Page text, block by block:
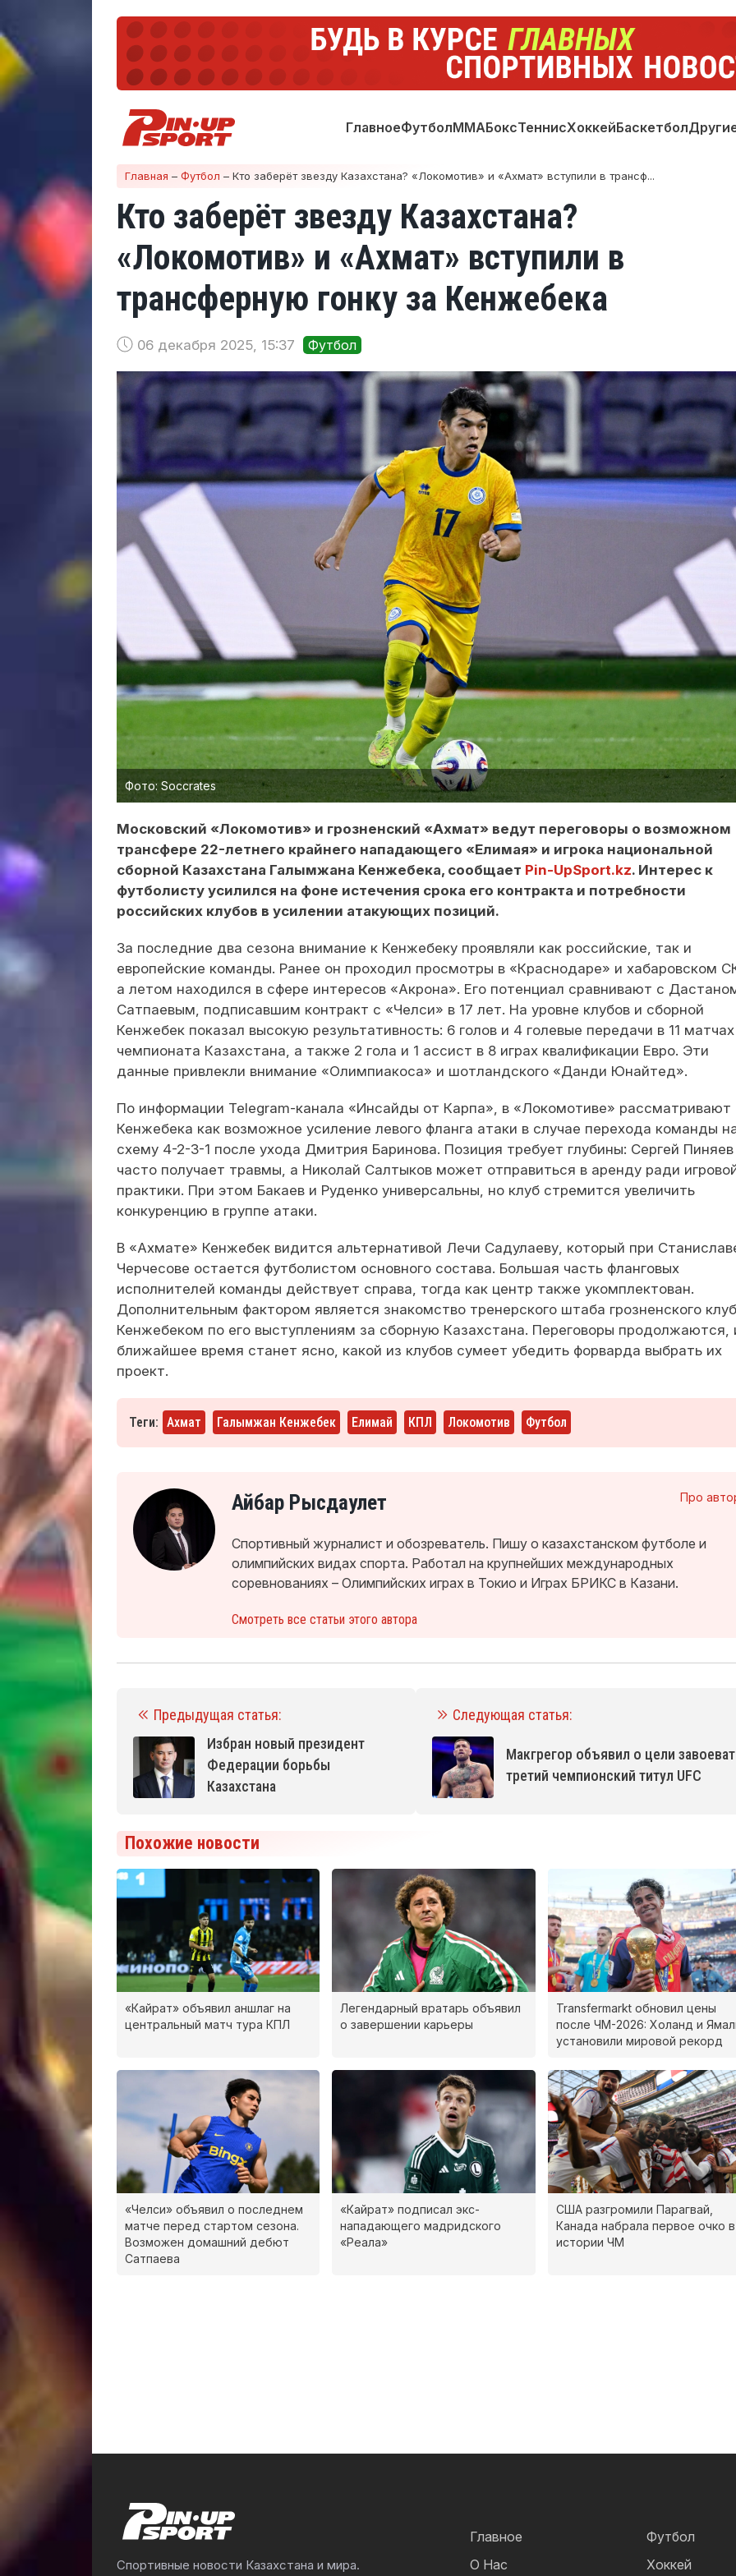
ГлавноеФутболММАБоксТеннисХоккейБаскетбол
Главная – Футбол – Кто заберёт звезду Казахстана? «Локомотив» и «Ахмат» вступили в трансф...
Кто заберёт звезду Казахстана?
«Локомотив» и «Ахмат» вступили в
трансферную гонку за Кенжебека
06 декабря 2025, 15:37 Футбол
Фото: Soccrates
Московский «Локомотив» и грозненский «Ахмат» ведут переговоры о возможном
трансфере 22-летнего крайнего нападающего «Елимая» и игрока национальной
сборной Казахстана Галымжана Кенжебека, сообщает Pin-UpSport.kz. Интерес к
футболисту усилился на фоне истечения срока его контракта и потребности
российских клубов в усилении атакующих позиций.
За последние два сезона внимание к Кенжебеку проявляли как российские, так и
европейские команды. Ранее он проходил просмотры в «Краснодаре» и хабаровском
а летом находился в сфере интересов «Акрона». Его потенциал сравнивают с
Сатпаевым, подписавшим контракт с «Челси» в 17 лет. На уровне клубов и сборной
Кенжебек показал высокую результативность: 6 голов и 4 голевые передачи в 11 матчах
чемпионата Казахстана, а также 2 гола и 1 ассист в 8 играх квалификации Евро. Эти
данные привлекли внимание «Олимпиакоса» и шотландского «Данди Юнайтед».
По информации Telegram-канала «Инсайды от Карпа», в «Локомотиве» рассматривают
Кенжебека как возможное усиление левого фланга атаки в случае перехода команды
схему 4-2-3-1 после ухода Дмитрия Баринова. Позиция требует глубины: Сергей Пиняев
часто получает травмы, а Николай Салтыков может отправиться в аренду ради
практики. При этом Бакаев и Руденко универсальны, но клуб стремится увеличить
конкуренцию в группе атаки.
В «Ахмате» Кенжебек видится альтернативой Лечи Садулаеву, который при
Черчесове остается футболистом основного состава. Большая часть фланговых
исполнителей команды действует справа, тогда как центр также укомплектован.
Дополнительным фактором является знакомство тренерского штаба грозненского
Кенжебеком по его выступлениям за сборную Казахстана. Переговоры продолжаются,
ближайшее время станет ясно, какой из клубов сумеет убедить форварда выбрать их
проект.
Теги: Ахмат Галымжан Кенжебек Елимай КПЛ Локомотив Футбол
Про
Айбар Рысдаулет
Спортивный журналист и обозреватель. Пишу о казахстанском футболе и
олимпийских видах спорта. Работал на крупнейших международных
соревнованиях – Олимпийских играх в Токио и Играх БРИКС в Казани.
Смотреть все статьи этого автора
Предыдущая статья:
Избран новый президент
Федерации борьбы
Казахстана
Следующая статья:
Макгрегор объявил о цели
третий чемпионский титул UFC
Похожие новости
«Кайрат» объявил аншлаг на
центральный матч тура КПЛ
Легендарный вратарь объявил
о завершении карьеры
Transfermarkt обновил цены
после ЧМ-2026: Холанд и
установили мировой рекорд
«Челси» объявил о последнем
матче перед стартом сезона.
Возможен домашний дебют
Сатпаева
«Кайрат» подписал экс-
нападающего мадридского
«Реала»
США разгромили Парагвай,
Канада набрала первое очко в
истории ЧМ
Спортивные новости Казахстана и мира.
Главное
О Нас
Футбол
Хоккей